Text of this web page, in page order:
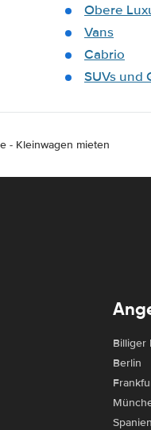
Obere
Vans
Cabrio
SUVs und
- Kleinwagen mieten
Billiger
Berlin
Spanien